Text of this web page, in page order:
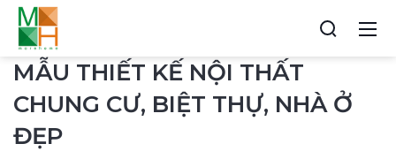
MẪU THIẾT KẾ NỘI THẤT
CHUNG CƯ, BIỆT THỰ, NHÀ Ở
ĐẸP